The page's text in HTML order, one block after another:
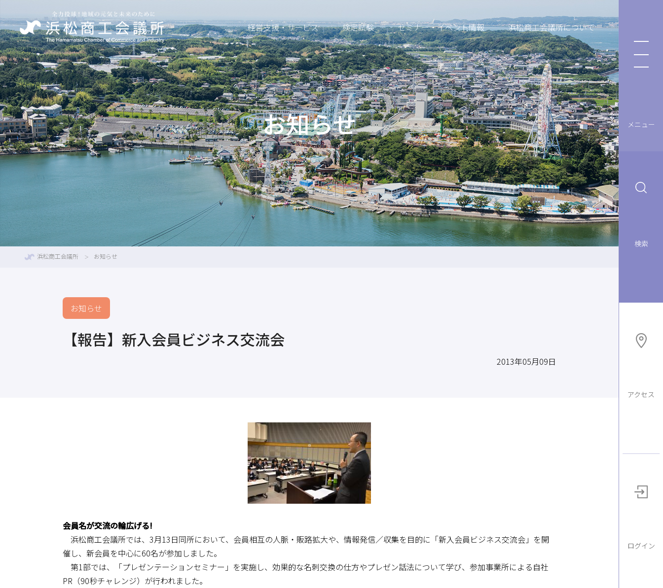
経営支援・サービス 検定試験 セミナー・イベント情報 浜松商工会議所について
メニュー
検索
アクセス
ログイン
お知らせ
浜松商工会議所 お知らせ
お知らせ
【報告】新入会員ビジネス交流会
2013年05月09日
会員名が交流の輪広げる!
浜松商工会議所では、3月13日同所において、会員相互の人脈・販路拡大や、情報発信／収集を目的に「新入会員ビジネス交流会」を開
催し、新会員を中心に60名が参加しました。
第1部では、「プレゼンテーションセミナー」を実施し、効果的な名刺交換の仕方やプレゼン話法について学び、参加事業所による自社
PR（90秒チャレンジ）が行われました。